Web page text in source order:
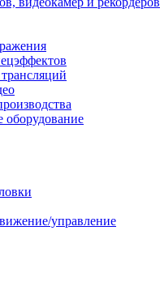
оборудование
управление